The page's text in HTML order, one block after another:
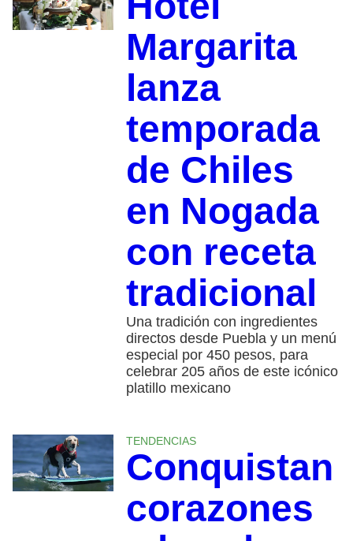
Margarita
lanza
temporada
de Chiles
en Nogada
con receta
tradicional
Una tradición con ingredientes
directos desde Puebla y un menú
especial por 450 pesos, para
celebrar 205 años de este icónico
platillo mexicano
TENDENCIAS
Conquistan
corazones